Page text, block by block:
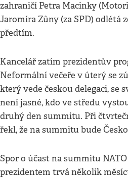
zahraničí Petra Macinky
Jaromíra Zůny (za SPD) odlétá
předtím.
Kancelář zatím prezidentův
Neformální večeře v úterý se
který vede českou delegaci, se
není jasné, kdo ve středu
druhý den summitu. Při
řekl, že na summitu bude
Spor o účast na summitu
prezidentem trvá několik